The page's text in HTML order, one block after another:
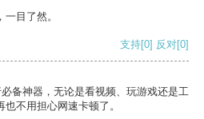
目了然。
支持[0] 反对[0]
备神器，无论是看视频、玩游戏还是工
不用担心网速卡顿了。